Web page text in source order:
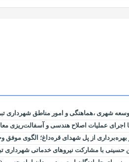
شهری ،هماهنگی و امور مناطق شهرداری
اجرای عملیات اصلاح هندسی و آسفالت‌ریزی
از پل شهدای قره‌داغ؛ الگوی موفق
حسینی با مشارکت نیروهای خدماتی شهرداری